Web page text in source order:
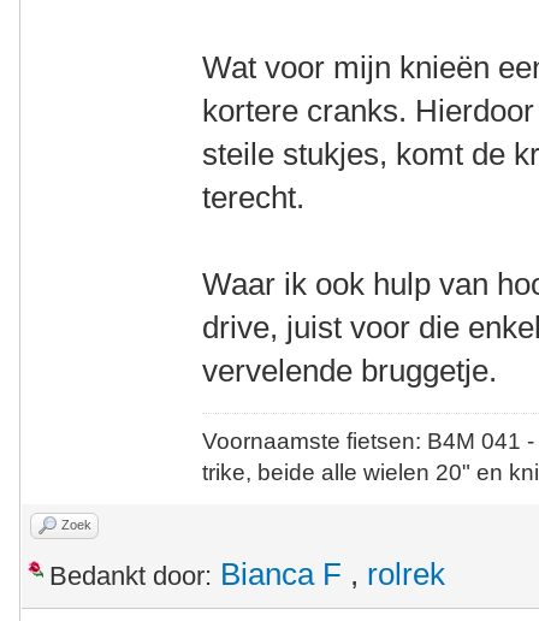
Wat voor mijn knieën
kortere cranks.
steile stukjes, komt de
terecht.
Waar ik ook hulp van
drive, juist voor die
vervelende bruggetje.
Voornaamste fietsen: B4M
trike, beide alle wielen 20" en
Zoek
Bedankt door: Bianca F , rolrek